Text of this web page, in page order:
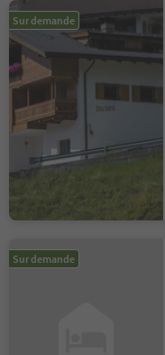
Sur demande
Sur demande